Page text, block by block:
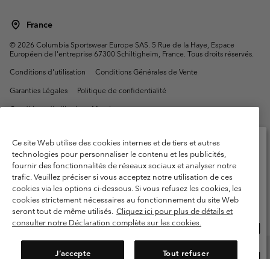
France
©2026 Columbia Sportswear Europe SAS. 5 Rue de la Haye, Espace
Européen de l'entreprise 67300 Schiltigheim, France. Tous droits réservés.
Conditions d'utilisation
Conditions Générales de Vente
Garanties Légales
Politique de confidentialité
Conditions d'utilisation - Membres
Cookies
Public CBCR
Service client: Lun - Sam de 9h à 13h et de 14h à 18h
(+)33159500000
Ce site Web utilise des cookies internes et de tiers et autres
technologies pour personnaliser le contenu et les publicités,
fournir des fonctionnalités de réseaux sociaux et analyser notre
trafic. Veuillez préciser si vous acceptez notre utilisation de ces
cookies via les options ci-dessous. Si vous refusez les cookies, les
cookies strictement nécessaires au fonctionnement du site Web
seront tout de même utilisés. Cliquez ici pour plus de détails et
consulter notre Déclaration complète sur les cookies.
J’accepte Tout refuser
Veuillez sélectionner votre pays d’expédition et
votre langue
Achats en ligne disponibles
United States
ligne
France